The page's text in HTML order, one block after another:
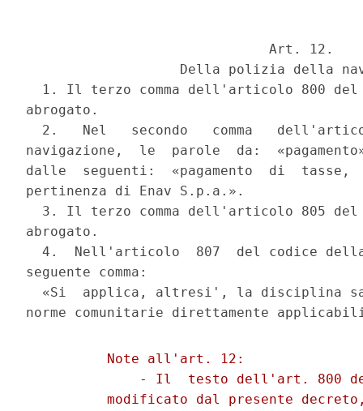
                              Art. 12.
Della polizia della
1. Il terzo comma dell'articolo 800
abrogato.
2.   Nel   secondo   comma
navigazione,  le  parole  da:
dalle  seguenti:  «pagamento  di
pertinenza di Enav S.p.a.».
3. Il terzo comma dell'articolo 805
abrogato.
4.  Nell'articolo  807  del codice
seguente comma:
«Si  applica, altresi', la disciplina
          Note all'art. 12:
- Il  testo dell'art. 800
modificato dal presente